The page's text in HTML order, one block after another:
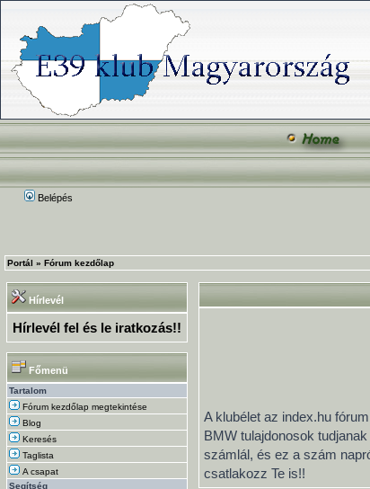
Belépés
Portál » Fórum kezdőlap
Hírlevél
Hírlevél fel és le iratkozás!!
Főmenü
Tartalom
Fórum kezdőlap megtekintése
Blog
Keresés
Taglista
A csapat
Segítség
A klubélet az index.hu
BMW tulajdonosok
számlál, és ez a szám
csatlakozz Te is!!